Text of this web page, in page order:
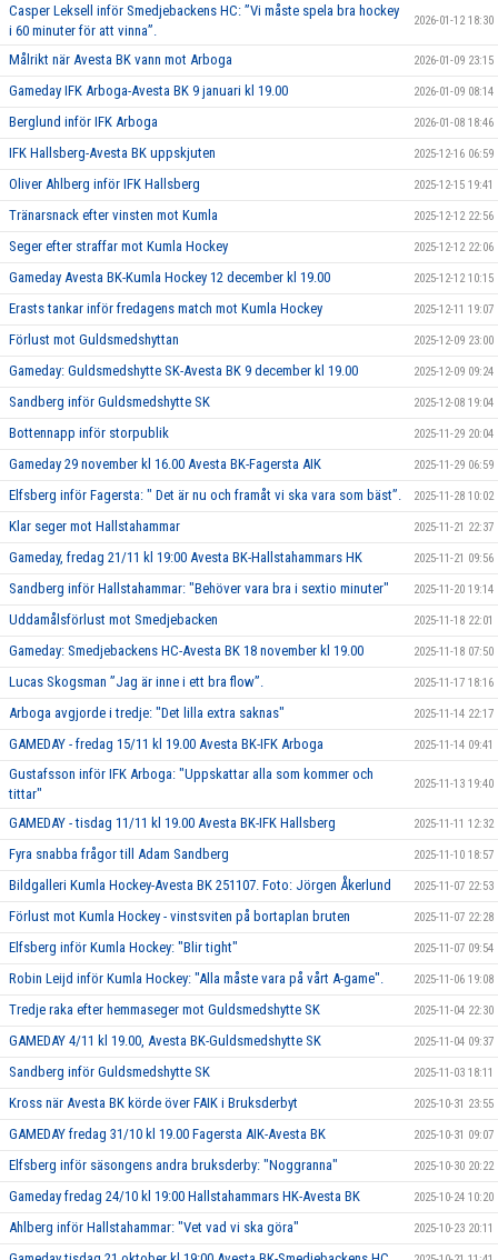
Casper Leksell inför Smedjebackens HC: ”Vi måste spela bra hockey
i 60 minuter för att vinna”.
2026-01-12 18:30
Målrikt när Avesta BK vann mot Arboga 2026-01-09 23:15
Gameday IFK Arboga-Avesta BK 9 januari kl 19.00 2026-01-09 08:14
Berglund inför IFK Arboga 2026-01-08 18:46
IFK Hallsberg-Avesta BK uppskjuten 2025-12-16 06:59
Oliver Ahlberg inför IFK Hallsberg 2025-12-15 19:41
Tränarsnack efter vinsten mot Kumla 2025-12-12 22:56
Seger efter straffar mot Kumla Hockey 2025-12-12 22:06
Gameday Avesta BK-Kumla Hockey 12 december kl 19.00 2025-12-12 10:15
Erasts tankar inför fredagens match mot Kumla Hockey 2025-12-11 19:07
Förlust mot Guldsmedshyttan 2025-12-09 23:00
Gameday: Guldsmedshytte SK-Avesta BK 9 december kl 19.00 2025-12-09 09:24
Sandberg inför Guldsmedshytte SK 2025-12-08 19:04
Bottennapp inför storpublik 2025-11-29 20:04
Gameday 29 november kl 16.00 Avesta BK-Fagersta AIK 2025-11-29 06:59
Elfsberg inför Fagersta: " Det är nu och framåt vi ska vara som bäst”. 2025-11-28 10:02
Klar seger mot Hallstahammar 2025-11-21 22:37
Gameday, fredag 21/11 kl 19:00 Avesta BK-Hallstahammars HK 2025-11-21 09:56
Sandberg inför Hallstahammar: "Behöver vara bra i sextio minuter" 2025-11-20 19:14
Uddamålsförlust mot Smedjebacken 2025-11-18 22:01
Gameday: Smedjebackens HC-Avesta BK 18 november kl 19.00 2025-11-18 07:50
Lucas Skogsman ”Jag är inne i ett bra flow”. 2025-11-17 18:16
Arboga avgjorde i tredje: "Det lilla extra saknas" 2025-11-14 22:17
GAMEDAY - fredag 15/11 kl 19.00 Avesta BK-IFK Arboga 2025-11-14 09:41
Gustafsson inför IFK Arboga: "Uppskattar alla som kommer och
tittar"
2025-11-13 19:40
GAMEDAY - tisdag 11/11 kl 19.00 Avesta BK-IFK Hallsberg 2025-11-11 12:32
Fyra snabba frågor till Adam Sandberg 2025-11-10 18:57
Bildgalleri Kumla Hockey-Avesta BK 251107. Foto: Jörgen Åkerlund 2025-11-07 22:53
Förlust mot Kumla Hockey - vinstsviten på bortaplan bruten 2025-11-07 22:28
Elfsberg inför Kumla Hockey: "Blir tight" 2025-11-07 09:54
Robin Leijd inför Kumla Hockey: "Alla måste vara på vårt A-game". 2025-11-06 19:08
Tredje raka efter hemmaseger mot Guldsmedshytte SK 2025-11-04 22:30
GAMEDAY 4/11 kl 19.00, Avesta BK-Guldsmedshytte SK 2025-11-04 09:37
Sandberg inför Guldsmedshytte SK 2025-11-03 18:11
Kross när Avesta BK körde över FAIK i Bruksderbyt 2025-10-31 23:55
GAMEDAY fredag 31/10 kl 19.00 Fagersta AIK-Avesta BK 2025-10-31 09:07
Elfsberg inför säsongens andra bruksderby: "Noggranna" 2025-10-30 20:22
Gameday fredag 24/10 kl 19:00 Hallstahammars HK-Avesta BK 2025-10-24 10:20
Ahlberg inför Hallstahammar: "Vet vad vi ska göra" 2025-10-23 20:11